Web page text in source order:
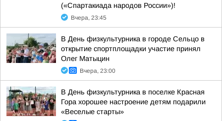
(«Спартакиада народов России»)!
Вчера, 23:45
В День физкультурника в городе Сельцо в
открытие спортплощадки участие принял
Олег Матыцин
Вчера, 23:00
В День физкультурника в поселке Красная
Гора хорошее настроение детям подарили
«Веселые старты»